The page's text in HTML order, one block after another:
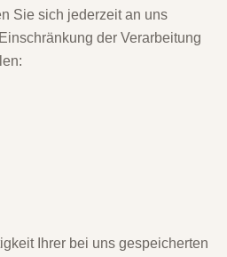
Sie sich jederzeit an uns
der Verarbeitung
Ihrer bei uns gespeicherten